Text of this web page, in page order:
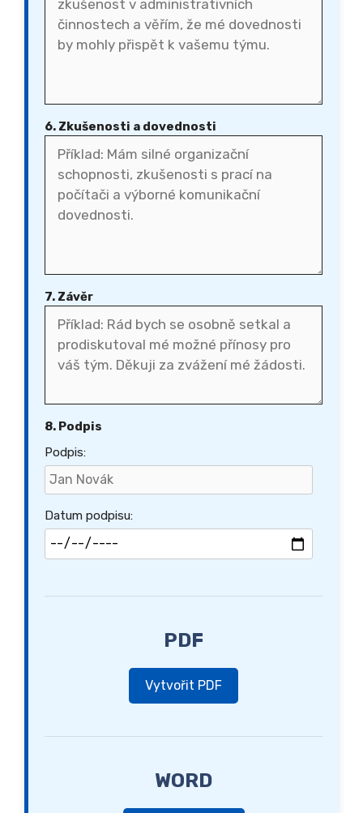
6. Zkušenosti a dovednosti
7. Závěr
8. Podpis
Podpis:
Datum podpisu:
PDF
Vytvořit PDF
WORD